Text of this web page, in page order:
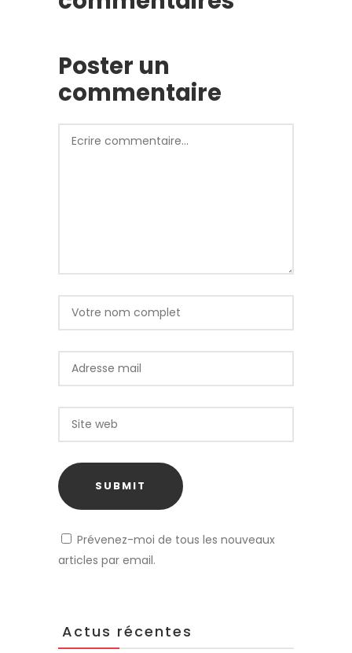
Poster un
commentaire
Prévenez-moi de tous les nouveaux
articles par email.
Actus récentes